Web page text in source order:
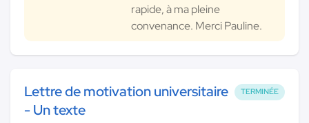
rapide, à ma pleine
convenance. Merci Pauline.
TERMINÉE
Lettre de motivation universitaire
- Un texte